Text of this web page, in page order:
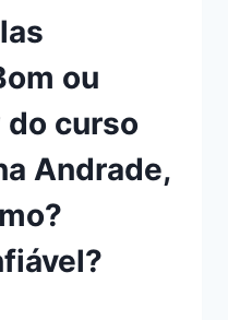
ou
do curso
Andrade,